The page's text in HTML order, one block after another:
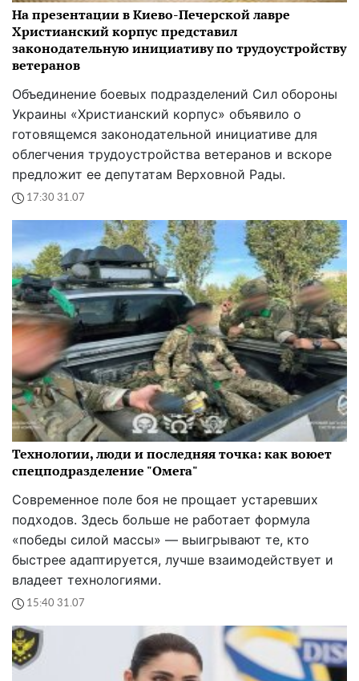
На презентации в Киево-Печерской лавре
Христианский корпус представил
законодательную инициативу по трудоустройству
ветеранов
Объединение боевых подразделений Сил обороны
Украины «Христианский корпус» объявило о
готовящемся законодательной инициативе для
облегчения трудоустройства ветеранов и вскоре
предложит ее депутатам Верховной Рады.
17:30 31.07
Технологии, люди и последняя точка: как воюет
спецподразделение "Омега"
Современное поле боя не прощает устаревших
подходов. Здесь больше не работает формула
«победы силой массы» — выигрывают те, кто
быстрее адаптируется, лучше взаимодействует и
владеет технологиями.
15:40 31.07